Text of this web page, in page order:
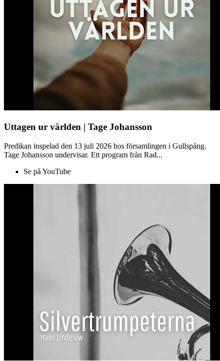
Uttagen ur världen | Tage Johansson
Predikan inspelad den 13 juli 2026 hos församlingen i Gullspång.
Tage Johansson undervisar. Ett program från Rad...
Se på YouTube